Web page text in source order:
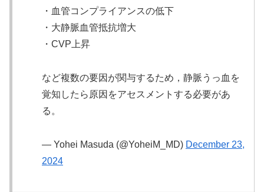
・血管コンプライアンスの低下
・大静脈血管抵抗増大
・CVP上昇
など複数の要因が関与するため，静脈うっ血を
覚知したら原因をアセスメントする必要があ
る。
— Yohei Masuda (@YoheiM_MD) December 23,
2024